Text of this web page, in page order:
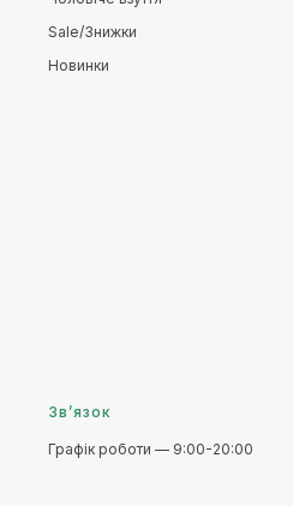
Sale/Знижки
Новинки
Зв’язок
Графік роботи — 9:00-20:00